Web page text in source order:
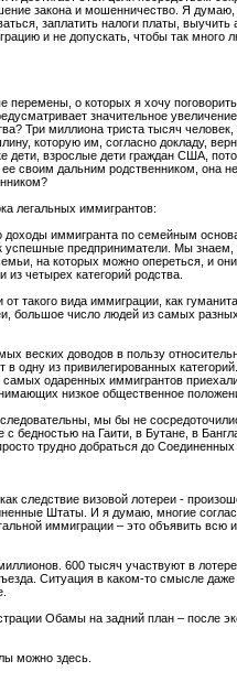
закона и мошенничество. Я
заплатить налоги платы, выучить
и не допускать, чтобы так много
перемены, о которых я хочу
значительное
Три миллиона триста тысяч
которую им, согласно докладу,
дети, взрослые дети граждан США,
своим дальним родственником, она
легальных иммигрантов:
доходы иммигранта по семейным
успешные предприниматели. Мы знаем,
на которых можно опереться, и
четырех категорий родства.
такого вида иммиграции, как
большое число людей из самых
веских доводов в пользу
одну из привилегированных
одаренных иммигрантов
низкое общественное
мы бы не
бедностью на Гаити, в Бутане, в
трудно добраться до Соединенных
следствие визовой лотереи -
Штаты. И я думаю, многие
иммиграции – это объявить всю
600 тысяч участвуют в
Ситуация в каком-то смысле даже
Обамы на задний план – после
можно здесь.